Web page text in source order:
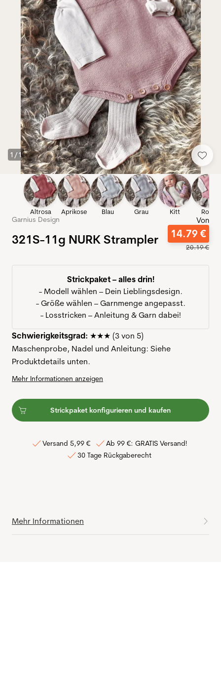
1 /1
Altrosa Aprikose Blau Grau Kitt Rosa
Garnius Design
321S-11g NURK Strampler
Von
14.79 €
20.19€
Strickpaket – alles drin!
- Modell wählen – Dein Lieblingsdesign.
- Größe wählen – Garnmenge angepasst.
- Losstricken – Anleitung & Garn dabei!
Schwierigkeitsgrad: ★★★ (3 von 5)
Maschenprobe, Nadel und Anleitung: Siehe
Produktdetails unten.
Mehr Informationen anzeigen
Strickpaket konfigurieren und kaufen
Versand 5,99 €
Ab 99 €: GRATIS Versand!
30 Tage Rückgaberecht
Mehr Informationen